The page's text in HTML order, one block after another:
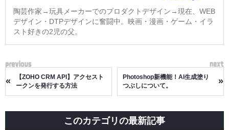
陶芸作家→玩具メーカーでのプロダクトデザイン→現在、WEB
デザイン・DTPデザインに奮闘中。映画・漫画・ゲーム・イラ
スト好きの2児の父。
«
【ZOHO CRM API】アクセスト
ークンを発行する方法
Photoshop新機能！AI生成塗り
つぶしについて。
»
このカテゴリの最新記事